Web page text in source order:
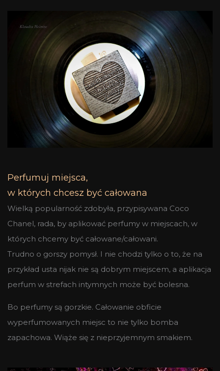
Perfumuj miejsca,
w których chcesz być całowana
Wielką popularność zdobyła, przypisywana Coco
Chanel, rada, by aplikować perfumy w miejscach, w
których chcemy być całowane/całowani.
Trudno o gorszy pomysł. I nie chodzi tylko o to, że na
przykład usta nijak nie są dobrym miejscem, a aplikacja
perfum w strefach intymnych może być bolesna.
Bo perfumy są gorzkie. Całowanie obficie
wyperfumowanych miejsc to nie tylko bomba
zapachowa. Wiąże się z nieprzyjemnym smakiem.